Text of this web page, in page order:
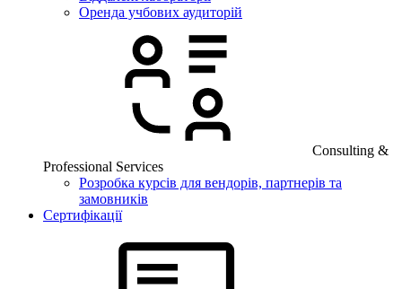
Оренда учбових аудиторій
Consulting &
Professional Services
Розробка курсів для вендорів, партнерів та
замовників
Сертифікації